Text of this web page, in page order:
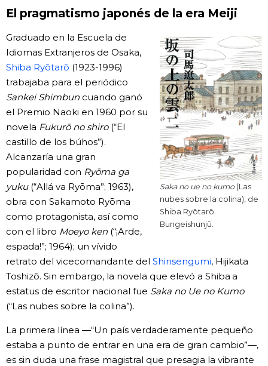
El pragmatismo japonés de la era Meiji
Saka no ue no kumo(Las
nubes sobre la colina), de
Shiba Ryōtarō.
Bungeishunjū.
Graduado en la Escuela de
Idiomas Extranjeros de Osaka,
Shiba Ryōtarō (1923-1996)
trabajaba para el periódico
Sankei Shimbuncuando ganó
el Premio Naoki en 1960 por su
novela Fukurō no shiro(“El
castillo de los búhos”).
Alcanzaría una gran
popularidad con Ryōma ga
yuku(“Allá va Ryōma”; 1963),
obra con Sakamoto Ryōma
como protagonista, así como
con el libro ​​ Moeyo ken(“¡Arde,
espada!”; 1964); un vívido
retrato del vicecomandante del Shinsengumi, Hijikata
Toshizō. Sin embargo, la novela que elevó a Shiba a
estatus de escritor nacional fue Saka no Ue no Kumo
(“Las nubes sobre la colina”).
La primera línea —“Un país verdaderamente pequeño
estaba a punto de entrar en una era de gran cambio”—,
es sin duda una frase magistral que presagia la vibrante